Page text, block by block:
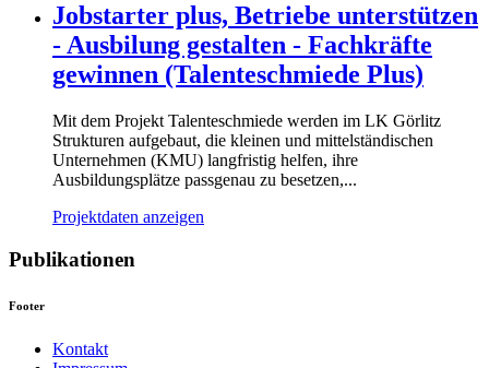
Jobstarter plus, Betriebe unterstützen
- Ausbilung gestalten - Fachkräfte
gewinnen (Talenteschmiede Plus)
Mit dem Projekt Talenteschmiede werden im LK Görlitz
Strukturen aufgebaut, die kleinen und mittelständischen
Unternehmen (KMU) langfristig helfen, ihre
Ausbildungsplätze passgenau zu besetzen,...
Projektdaten anzeigen
Publikationen
Footer
Kontakt